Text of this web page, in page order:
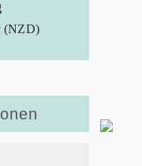
(NZD)